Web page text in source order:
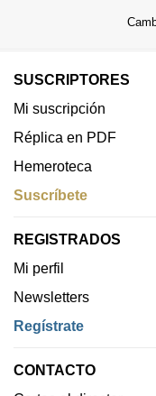
SUSCRIPTORES
Mi suscripción
Réplica en PDF
Hemeroteca
Suscríbete
REGISTRADOS
Mi perfil
Newsletters
Regístrate
CONTACTO